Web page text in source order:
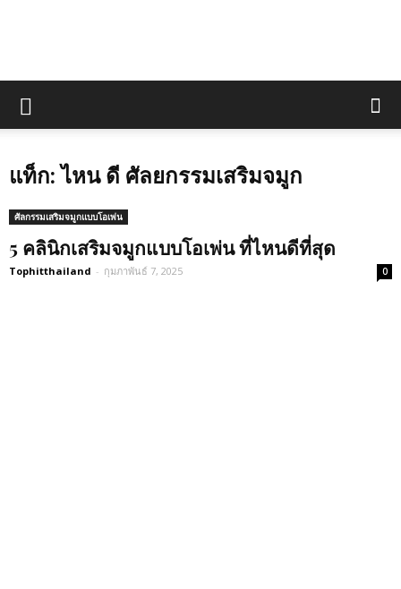
แท็ก: ไหน ดี ศัลยกรรมเสริมจมูก
ศัลกรรมเสริมจมูกแบบโอเพ่น
5 คลินิกเสริมจมูกแบบโอเพ่น ที่ไหนดีที่สุด
Tophitthailand - กุมภาพันธ์ 7, 2025 0